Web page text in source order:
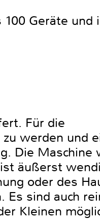
Geräte und
Für die
werden und
Die Maschine
äußerst
oder des
Es sind auch
Kleinen